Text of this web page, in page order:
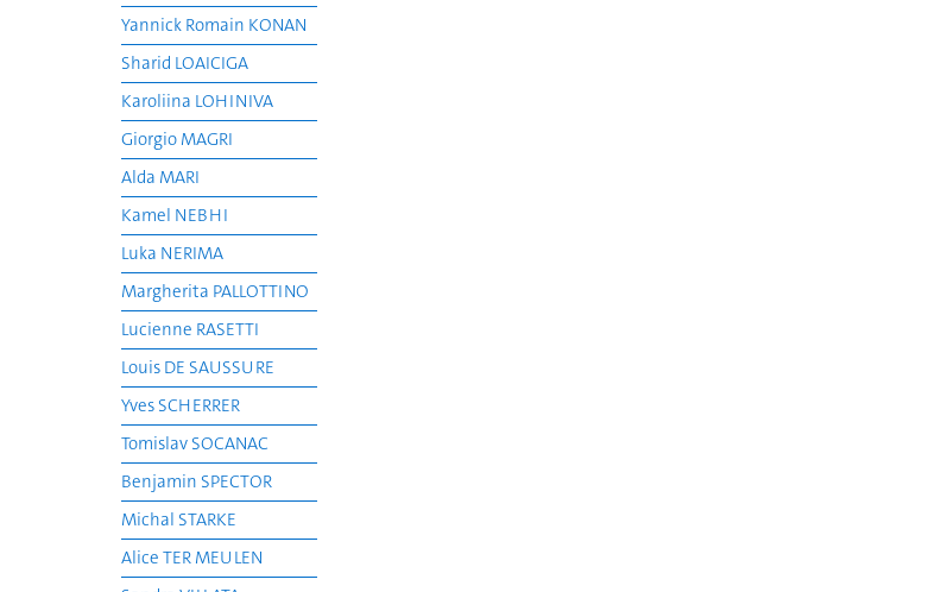
Yannick Romain KONAN
Sharid LOAICIGA
Karoliina LOHINIVA
Giorgio MAGRI
Alda MARI
Kamel NEBHI
Luka NERIMA
Margherita PALLOTTINO
Lucienne RASETTI
Louis DE SAUSSURE
Yves SCHERRER
Tomislav SOCANAC
Benjamin SPECTOR
Michal STARKE
Alice TER MEULEN